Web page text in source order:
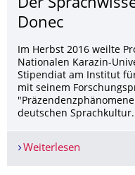
Der
Donec
Im Herbst 2016 weilte
Nationalen Karazin-
Stipendiat am Institut
mit seinem
deutschen Sprachkultur.
Weiterlesen